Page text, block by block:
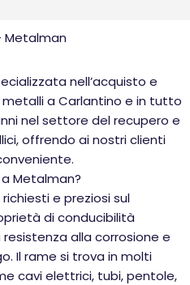
Metalman
nell’acquisto e
a Carlantino e in tutto
nel settore del recupero e
offrendo ai nostri clienti
Metalman?
e preziosi sul
di conducibilità
alla corrosione e
Il rame si trova in molti
cavi elettrici, tubi, pentole,